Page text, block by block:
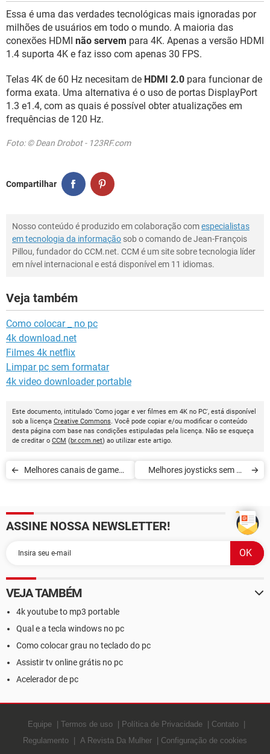
Essa é uma das verdades tecnológicas mais ignoradas por
milhões de usuários em todo o mundo. A maioria das
conexões HDMI não servem para 4K. Apenas a versão HDMI
1.4 suporta 4K e faz isso com apenas 30 FPS.
Telas 4K de 60 Hz necesitam de HDMI 2.0 para funcionar de
forma exata. Uma alternativa é o uso de portas DisplayPort
1.3 e1.4, com as quais é possível obter atualizações em
frequências de 120 Hz.
Foto: © Dean Drobot - 123RF.com
Compartilhar
Nosso conteúdo é produzido em colaboração comespecialistas
em tecnologia da informação sob o comando de Jean-François
Pillou, fundador do CCM.net. CCM é um site sobre tecnologia líder
em nível internacional e está disponível em 11 idiomas.
Veja também
Como colocar _ no pc
4k download.net
Filmes 4k netflix
Limpar pc sem formatar
4k video downloader portable
Este documento, intitulado 'Como jogar e ver filmes em 4K no PC', está disponível
sob a licença Creative Commons. Você pode copiar e/ou modificar o conteúdo
desta página com base nas condições estipuladas pela licença. Não se esqueça
de creditar o CCM (br.ccm.net) ao utilizar este artigo.
Melhores canais de game
Melhores joysticks sem fio
ASSINE NOSSA NEWSLETTER!
VEJA TAMBÉM
4k youtube to mp3 portable
Qual e a tecla windows no pc
Como colocar grau no teclado do pc
Assistir tv online grátis no pc
Acelerador de pc
Equipe Termos de uso Política de Privacidade
Contato
Regulamento
A Revista Da Mulher Configuração de cookies